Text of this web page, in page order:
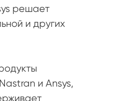
решает
и других
и Ansys,